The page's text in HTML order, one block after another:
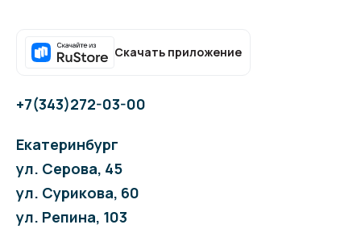
Скачать приложение
+7(343)272-03-00
Екатеринбург
ул. Серова, 45
ул. Сурикова, 60
ул. Репина, 103